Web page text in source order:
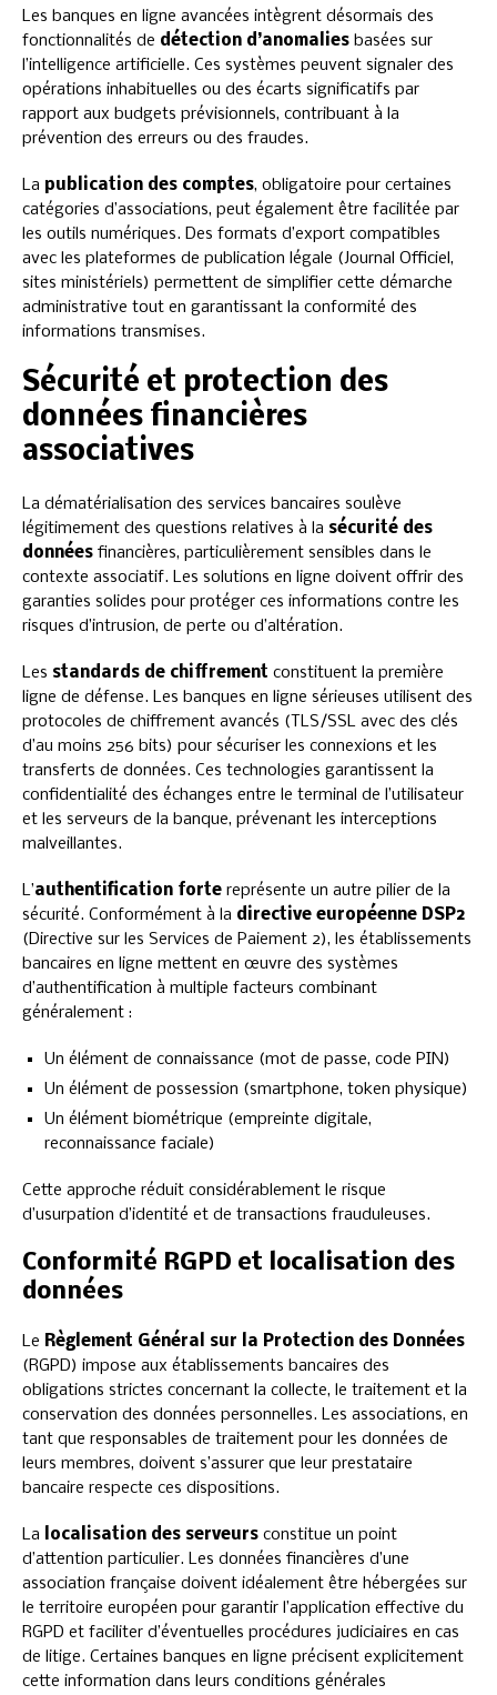
Les banques en ligne avancées intègrent désormais des
fonctionnalités de détection d’anomalies basées sur
l’intelligence artificielle. Ces systèmes peuvent signaler des
opérations inhabituelles ou des écarts significatifs par
rapport aux budgets prévisionnels, contribuant à la
prévention des erreurs ou des fraudes.
La publication des comptes, obligatoire pour certaines
catégories d’associations, peut également être facilitée par
les outils numériques. Des formats d’export compatibles
avec les plateformes de publication légale (Journal Officiel,
sites ministériels) permettent de simplifier cette démarche
administrative tout en garantissant la conformité des
informations transmises.
Sécurité et protection des
données financières
associatives
La dématérialisation des services bancaires soulève
légitimement des questions relatives à la sécurité des
données financières, particulièrement sensibles dans le
contexte associatif. Les solutions en ligne doivent offrir des
garanties solides pour protéger ces informations contre les
risques d’intrusion, de perte ou d’altération.
Les standards de chiffrement constituent la première
ligne de défense. Les banques en ligne sérieuses utilisent des
protocoles de chiffrement avancés (TLS/SSL avec des clés
d’au moins 256 bits) pour sécuriser les connexions et les
transferts de données. Ces technologies garantissent la
confidentialité des échanges entre le terminal de l’utilisateur
et les serveurs de la banque, prévenant les interceptions
malveillantes.
L’authentification forte représente un autre pilier de la
sécurité. Conformément à la directive européenne DSP2
(Directive sur les Services de Paiement 2), les établissements
bancaires en ligne mettent en œuvre des systèmes
d’authentification à multiple facteurs combinant
généralement :
Un élément de connaissance (mot de passe, code PIN)
Un élément de possession (smartphone, token physique)
Un élément biométrique (empreinte digitale,
reconnaissance faciale)
Cette approche réduit considérablement le risque
d’usurpation d’identité et de transactions frauduleuses.
Conformité RGPD et localisation des
données
Le Règlement Général sur la Protection des Données
(RGPD) impose aux établissements bancaires des
obligations strictes concernant la collecte, le traitement et la
conservation des données personnelles. Les associations, en
tant que responsables de traitement pour les données de
leurs membres, doivent s’assurer que leur prestataire
bancaire respecte ces dispositions.
La localisation des serveurs constitue un point
d’attention particulier. Les données financières d’une
association française doivent idéalement être hébergées sur
le territoire européen pour garantir l’application effective du
RGPD et faciliter d’éventuelles procédures judiciaires en cas
de litige. Certaines banques en ligne précisent explicitement
cette information dans leurs conditions générales